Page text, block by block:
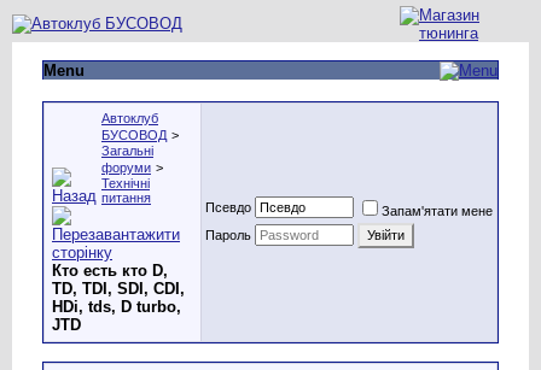
Menu
Автоклуб
БУСОВОД >
Загальні
форуми >
Технічні
питання
Кто есть кто D,
TD, TDI, SDI, CDI,
HDi, tds, D turbo,
JTD
Псевдо
Запам'ятати мене
Пароль